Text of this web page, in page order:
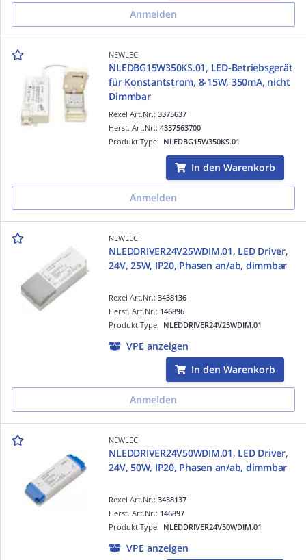
Anmelden
NEWLEC
NLEDBG15W350KS.01, LED-Betriebsgerät
für Konstantstrom, 8-15W, 350mA, nicht
Dimmbar
Rexel Art.Nr.:3375637
Produkt Type: NLEDBG15W350KS.01
Herst. Art.Nr.:4337563700
In den Warenkorb
Anmelden
NEWLEC
NLEDDRIVER24V25WDIM.01, LED Driver,
24V, 25W, IP20, Phasen an/ab, dimmbar
Rexel Art.Nr.:3438136
Produkt Type: NLEDDRIVER24V25WDIM.01
Herst. Art.Nr.: 146896
VPE anzeigen
In den Warenkorb
Anmelden
NEWLEC
NLEDDRIVER24V50WDIM.01, LED Driver,
24V, 50W, IP20, Phasen an/ab, dimmbar
Rexel Art.Nr.:3438137
Produkt Type: NLEDDRIVER24V50WDIM.01
Herst. Art.Nr.: 146897
VPE anzeigen